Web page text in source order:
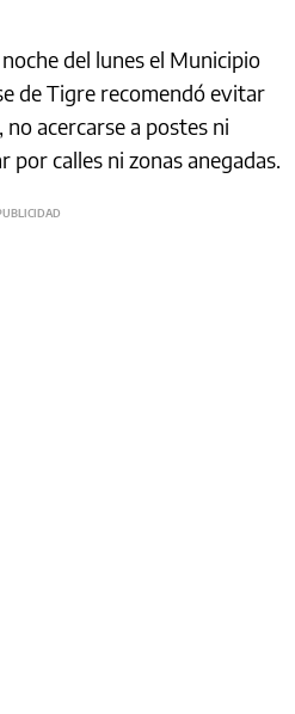
del lunes el Municipio
de Tigre recomendó evitar
acercarse a postes ni
por calles ni zonas anegadas.